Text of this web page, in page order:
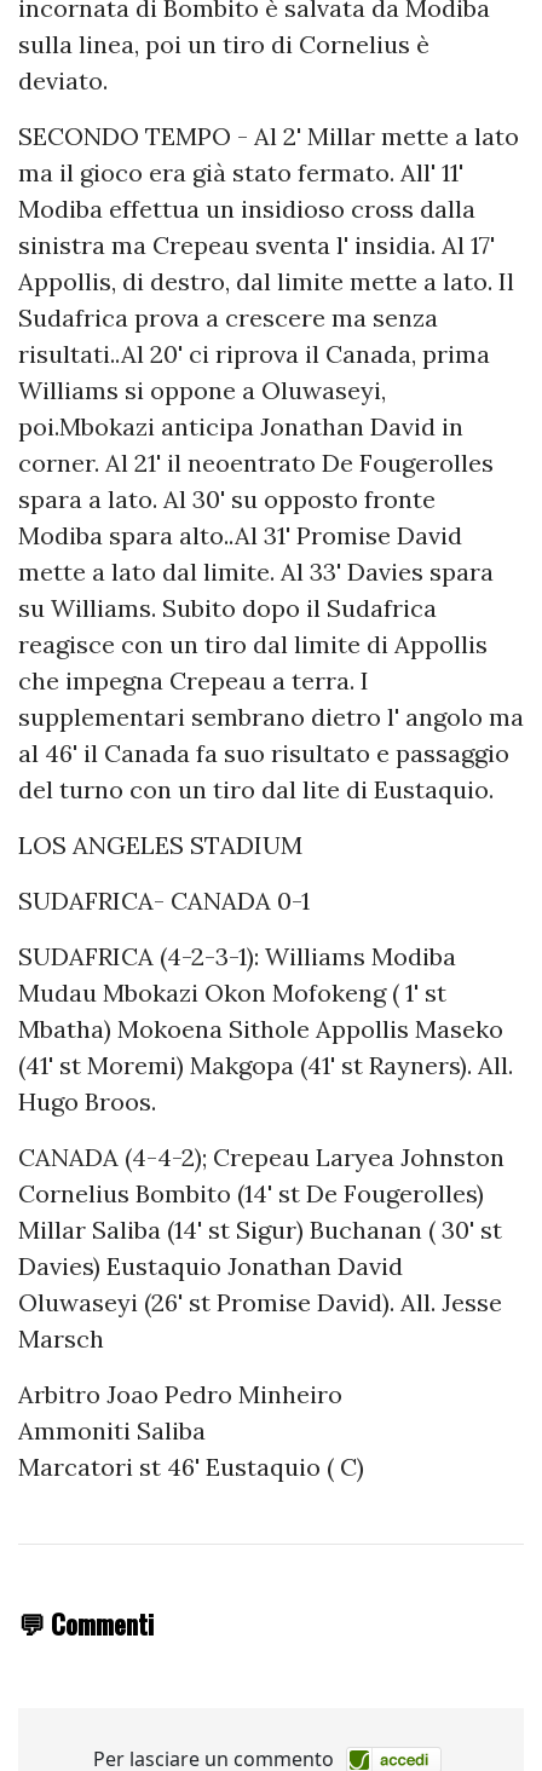
incornata di Bombito è salvata da Modiba
sulla linea, poi un tiro di Cornelius è
deviato.
SECONDO TEMPO - Al 2' Millar mette a lato
ma il gioco era già stato fermato. All' 11'
Modiba effettua un insidioso cross dalla
sinistra ma Crepeau sventa l' insidia. Al 17'
Appollis, di destro, dal limite mette a lato. Il
Sudafrica prova a crescere ma senza
risultati..Al 20' ci riprova il Canada, prima
Williams si oppone a Oluwaseyi,
poi.Mbokazi anticipa Jonathan David in
corner. Al 21' il neoentrato De Fougerolles
spara a lato. Al 30' su opposto fronte
Modiba spara alto..Al 31' Promise David
mette a lato dal limite. Al 33' Davies spara
su Williams. Subito dopo il Sudafrica
reagisce con un tiro dal limite di Appollis
che impegna Crepeau a terra. I
supplementari sembrano dietro l' angolo ma
al 46' il Canada fa suo risultato e passaggio
del turno con un tiro dal lite di Eustaquio.
LOS ANGELES STADIUM
SUDAFRICA- CANADA 0-1
SUDAFRICA (4-2-3-1): Williams Modiba
Mudau Mbokazi Okon Mofokeng ( 1' st
Mbatha) Mokoena Sithole Appollis Maseko
(41' st Moremi) Makgopa (41' st Rayners). All.
Hugo Broos.
CANADA (4-4-2); Crepeau Laryea Johnston
Cornelius Bombito (14' st De Fougerolles)
Millar Saliba (14' st Sigur) Buchanan ( 30' st
Davies) Eustaquio Jonathan David
Oluwaseyi (26' st Promise David). All. Jesse
Marsch
Arbitro Joao Pedro Minheiro
Ammoniti Saliba
Marcatori st 46' Eustaquio ( C)
💬 Commenti